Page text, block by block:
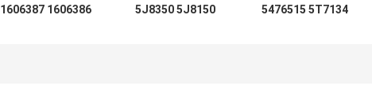
1606387 1606386
5J8350 5J8150
5476515 5T7134